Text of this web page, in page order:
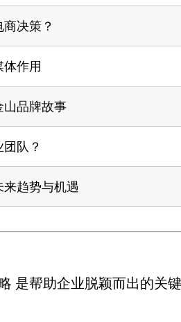
决策？
体作用
山品牌故事
队？
趋势与机遇
是帮助企业脱颖而出的关